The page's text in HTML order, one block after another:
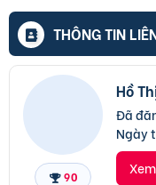
THÔNG TIN
90
Hồ
Đã
Ngày